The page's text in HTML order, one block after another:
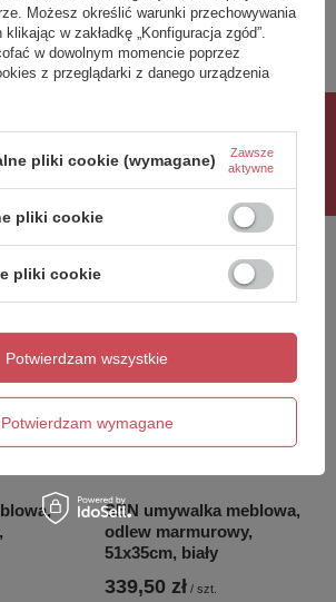
SEN umywalka meblowa,
odlew marmurowy,
SEN umywalka meblowa,
odlew marmurowy,
51x35cm, biały
339,50 zł / szt.
Możesz określić warunki przechowywania
w zakładkę „Konfiguracja zgód”.
w dowolnym momencie poprzez
z przeglądarki z danego urządzenia
pliki cookie (wymagane)
Zawsze
aktywne
pliki cookie
pliki cookie
Potwierdzam wymagane
Potwierdzam wszystkie